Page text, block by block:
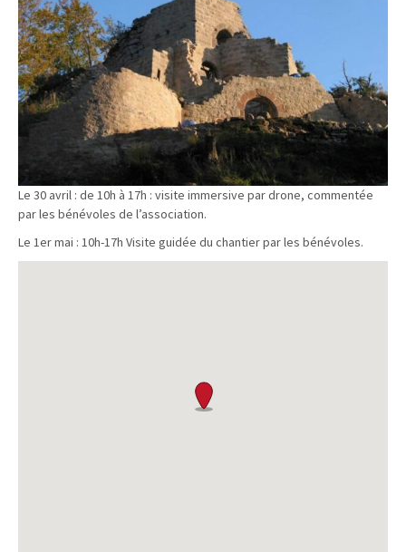
Le 30 avril : de 10h à 17h : visite immersive par drone, commentée
par les bénévoles de l’association.
Le 1er mai : 10h-17h Visite guidée du chantier par les bénévoles.